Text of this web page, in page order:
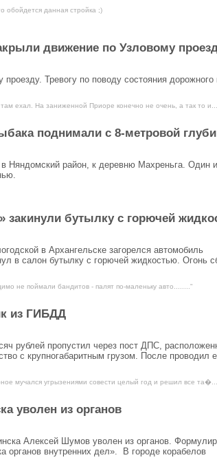
обойдется данная стройка ;)
движение по Узловому
Тревогу по поводу состояния дорожного
ехал. На заниженной Приоре конечно не очень, а так то
поднимали с 8-метровой
Няндомский район, к деревню Махреньга. Один
закинули бутылку с горючей
в Архангельске загорелся автомобиль
в салон бутылку с горючей жидкостью. Огонь
не поймали бандитов - палят по-маленьку авто........"
из ГИБДД
рублей пропустил через пост ДПС,
с крупногабаритным грузом. После проводил
мучался угрызениями совести целый год и решил все
уволен из органов
Алексей Шумов уволен из органов.
органов внутренних дел». В городе корабелов